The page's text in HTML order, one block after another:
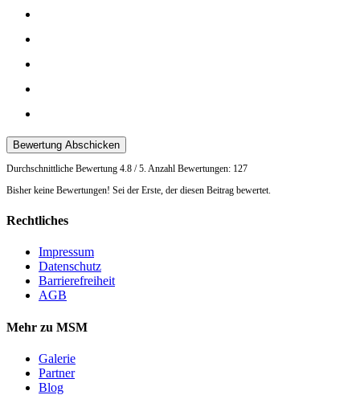
Bewertung Abschicken
Durchschnittliche Bewertung 4.8 / 5. Anzahl Bewertungen: 127
Bisher keine Bewertungen! Sei der Erste, der diesen Beitrag bewertet.
Rechtliches
Impressum
Datenschutz
Barrierefreiheit
AGB
Mehr zu MSM
Galerie
Partner
Blog